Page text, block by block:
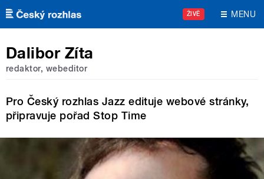
Přejít k hlavnímu obsahu
ŽIVĚ MENU
Dalibor Zíta
redaktor, webeditor
Pro Český rozhlas Jazz edituje webové stránky,
připravuje pořad Stop Time